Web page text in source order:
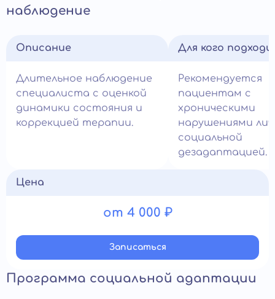
наблюдение
Описание
Длительное наблюдение
специалиста с оценкой
динамики состояния и
коррекцией терапии.
Для кого
Рекомендуется
пациентам с
хроническими
нарушениями
социальной
дезадаптацией.
Цена
от 4 000 ₽
Записатьcя
Программа социальной адаптации